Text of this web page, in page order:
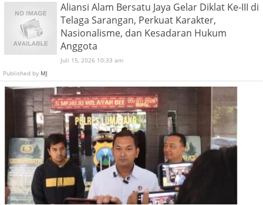
Aliansi Alam Bersatu Jaya Gelar Diklat Ke-III di
Telaga Sarangan, Perkuat Karakter,
Nasionalisme, dan Kesadaran Hukum
Anggota
Juli 15, 2026 10:33 am
Published by MJ